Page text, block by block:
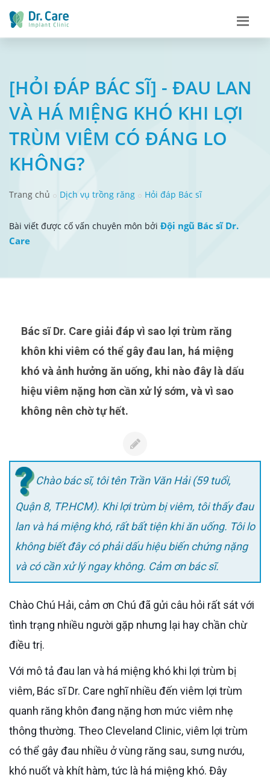
[HỎI ĐÁP BÁC SĨ] - ĐAU LAN
VÀ HÁ MIỆNG KHÓ KHI LỢI
TRÙM VIÊM CÓ ĐÁNG LO
KHÔNG?
Trang chủ Dịch vụ trồng răng Hỏi đáp Bác sĩ
Bài viết được cố vấn chuyên môn bởi Đội ngũ Bác sĩ Dr.
Care
Bác sĩ Dr. Care giải đáp vì sao lợi trùm răng
khôn khi viêm có thể gây đau lan, há miệng
khó và ảnh hưởng ăn uống, khi nào đây là dấu
hiệu viêm nặng hơn cần xử lý sớm, và vì sao
không nên chờ tự hết.
Chào bác sĩ, tôi tên Trần Văn Hải (59 tuổi,
Quận 8, TP.HCM). Khi lợi trùm bị viêm, tôi thấy đau
lan và há miệng khó, rất bất tiện khi ăn uống. Tôi lo
không biết đây có phải dấu hiệu biến chứng nặng
và có cần xử lý ngay không. Cảm ơn bác sĩ.
Chào Chú Hải, cảm ơn Chú đã gửi câu hỏi rất sát với
tình trạng nhiều người gặp nhưng lại hay chần chừ
điều trị.
Với mô tả đau lan và há miệng khó khi lợi trùm bị
viêm, Bác sĩ Dr. Care nghĩ nhiều đến viêm lợi trùm
quanh răng khôn đang nặng hơn mức viêm nhẹ
thông thường. Theo Cleveland Clinic, viêm lợi trùm
có thể gây đau nhiều ở vùng răng sau, sưng nướu,
khó nuốt và khít hàm, tức là há miệng khó. Đây